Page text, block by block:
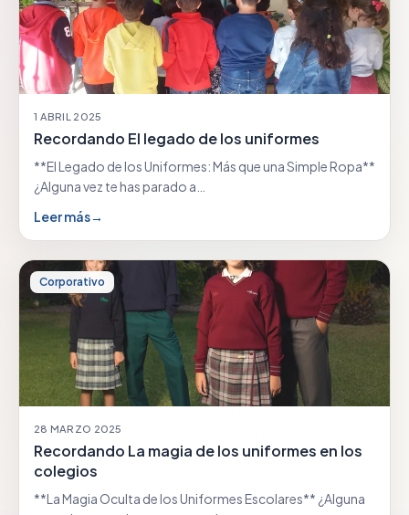
1 ABRIL 2025
Recordando El legado de los uniformes
**El Legado de los Uniformes: Más que una Simple Ropa**
¿Alguna vez te has parado a…
Leer más→
Corporativo
28 MARZO 2025
Recordando La magia de los uniformes en los
colegios
**La Magia Oculta de los Uniformes Escolares** ¿Alguna